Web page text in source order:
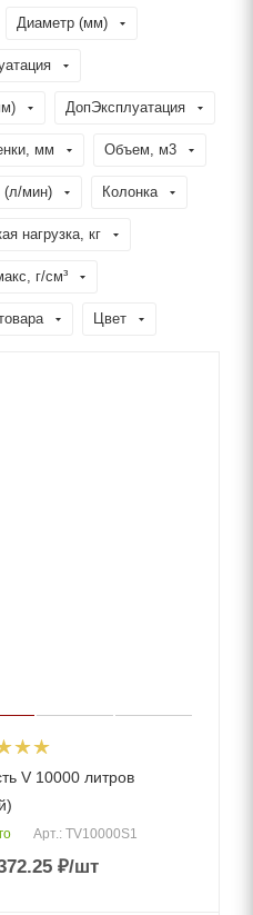
Диаметр (мм)
ДопЭксплуатация
мм Объем, м3
(л/мин) Колонка
нагрузка, кг
г/см³
Цвет
V 10000 литров
Арт.: TV10000S1
₽/шт